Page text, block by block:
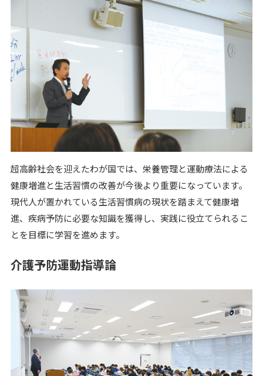
超高齢社会を迎えたわが国では、栄養管理と運動療法による
健康増進と生活習慣の改善が今後より重要になっています。
現代人が置かれている生活習慣病の現状を踏まえて健康増
進、疾病予防に必要な知識を獲得し、実践に役立てられるこ
とを目標に学習を進めます。
介護予防運動指導論